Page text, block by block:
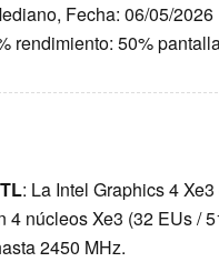
Fecha: 06/05/2026
rendimiento: 50%
: La Intel Graphics 4
núcleos Xe3 (32 EUs /
2450 MHz.